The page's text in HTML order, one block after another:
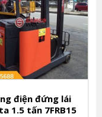
điện đứng lái
1.5 tấn 7FRB15